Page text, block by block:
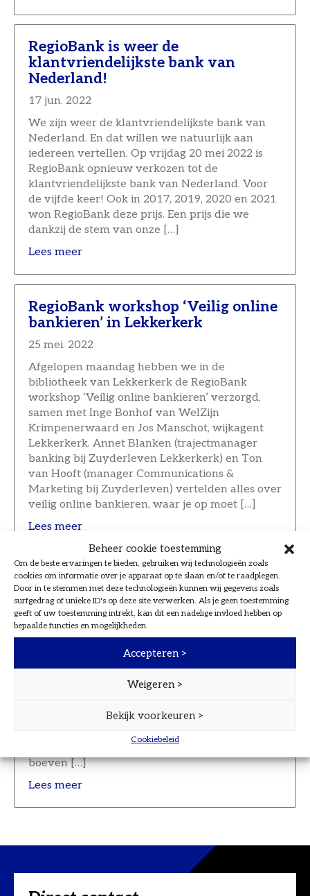
Beheer cookie toestemming
Om de beste ervaringen te bieden, gebruiken wij technologieën zoals
cookies om informatie over je apparaat op te slaan en/of te raadplegen.
Door in te stemmen met deze technologieën kunnen wij gegevens zoals
surfgedrag of unieke ID's op deze site verwerken. Als je geen toestemming
geeft of uw toestemming intrekt, kan dit een nadelige invloed hebben op
bepaalde functies en mogelijkheden.
Accepteren >
Weigeren >
Bekijk voorkeuren >
Cookiebeleid
RegioBank is weer de
klantvriendelijkste bank van
Nederland!
17 jun. 2022
We zijn weer de klantvriendelijkste bank van
Nederland. En dat willen we natuurlijk aan
iedereen vertellen. Op vrijdag 20 mei 2022 is
RegioBank opnieuw verkozen tot de
klantvriendelijkste bank van Nederland. Voor
de vijfde keer! Ook in 2017, 2019, 2020 en 2021
won RegioBank deze prijs. Een prijs die we
dankzij de stem van onze […]
Lees meer
RegioBank workshop ‘Veilig online
bankieren’ in Lekkerkerk
25 mei. 2022
Afgelopen maandag hebben we in de
bibliotheek van Lekkerkerk de RegioBank
workshop ‘Veilig online bankieren’ verzorgd,
samen met Inge Bonhof van WelZijn
Krimpenerwaard en Jos Manschot, wijkagent
Lekkerkerk. Annet Blanken (trajectmanager
banking bij Zuyderleven Lekkerkerk) en Ton
van Hooft (manager Communications &
Marketing bij Zuyderleven) vertelden alles over
veilig online bankieren, waar je op moet […]
Lees meer
Veilig online bankieren in Maren-
Kessel
14 mrt. 2022
Afgelopen week hebben we de workshop ‘Veilig
online bankieren’ gegeven voor
Seniorenvereniging Levenslust uit Maren-
Kessel. Tijdens de drukbezochte bijeenkomst in
ons kantoor in ’s-Hertogenbosch alles over veilig
online bankieren, waar je op moet letten als je
boeven […]
Lees meer